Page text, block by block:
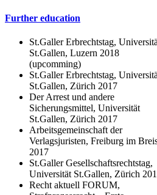
Further education
St.Galler Erbrechtstag,
St.Gallen, Luzern 2018
(upcomming)
St.Galler Erbrechtstag,
St.Gallen, Zürich 2017
Der Arrest und andere
Sicherungsmittel, Universität
St.Gallen, Zürich 2017
Arbeitsgemeinschaft der
Verlagsjuristen, Freiburg im
2017
St.Galler Gesellschaftsrechtstag,
Universität St.Gallen, Zürich
Recht aktuell FORUM,